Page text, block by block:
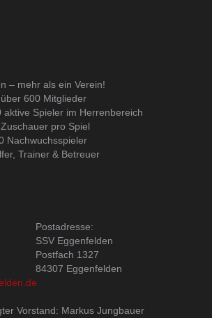
– mehr als ein Verein!
600 Mitglieder
aktive Spieler im Herrenbereich
pro Spiel
Nachwuchsspieler
Trainer & Betreuer
Postadresse:
SSV Eggenfelden
Postfach 1327
84307 Eggenfelden
Vorstand: Markus Jungbauer